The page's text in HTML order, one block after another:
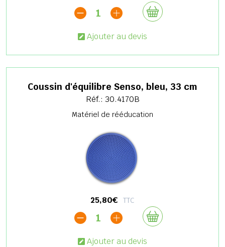
1
Ajouter au devis
Coussin d'équilibre Senso, bleu, 33 cm
Réf.: 30.4170B
Matériel de rééducation
25,80€ TTC
1
Ajouter au devis